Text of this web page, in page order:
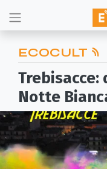
ECOCULT
Trebisacce:
Notte